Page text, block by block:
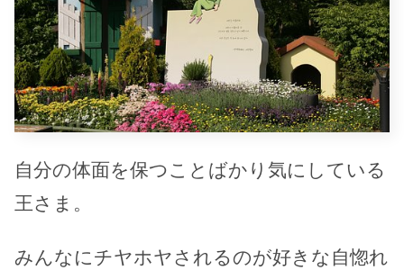
自分の体面を保つことばかり気にしている
王さま。
みんなにチヤホヤされるのが好きな自惚れ